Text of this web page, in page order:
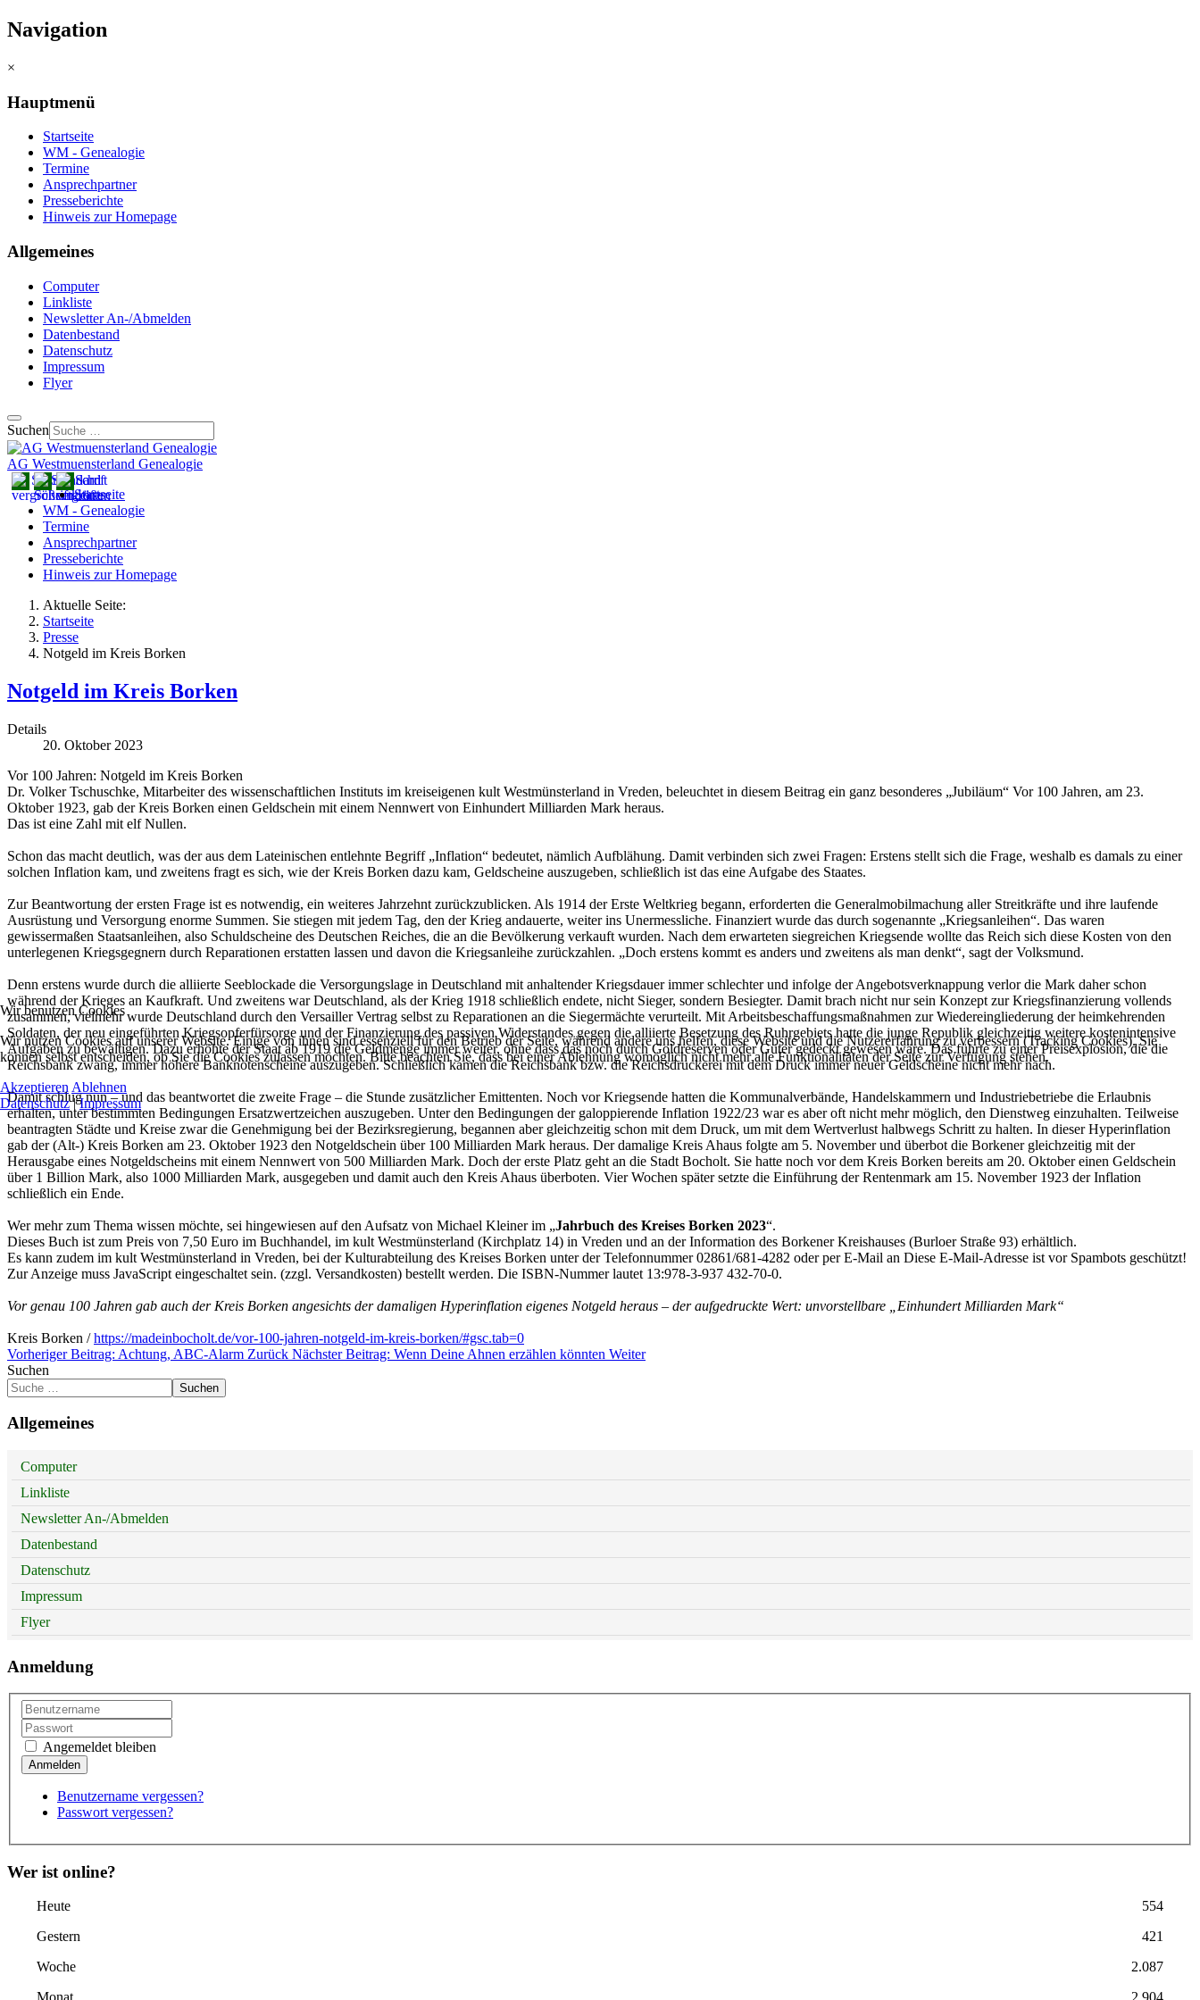
Navigation
×
Hauptmenü
Startseite
WM - Genealogie
Termine
Ansprechpartner
Presseberichte
Hinweis zur Homepage
Allgemeines
Computer
Linkliste
Newsletter An-/Abmelden
Datenbestand
Datenschutz
Impressum
Flyer
Suchen
AG Westmuensterland Genealogie
Startseite
WM - Genealogie
Termine
Ansprechpartner
Presseberichte
Hinweis zur Homepage
Aktuelle Seite:
Startseite
Presse
Notgeld im Kreis Borken
Notgeld im Kreis Borken
Details
20. Oktober 2023
Vor 100 Jahren: Notgeld im Kreis Borken
Dr. Volker Tschuschke, Mitarbeiter des wissenschaftlichen Instituts im kreiseigenen kult Westmünsterland in Vreden, beleuchtet in diesem Beitrag ein ganz besonderes „Jubiläum“ Vor 100 Jahren, am 23.
Oktober 1923, gab der Kreis Borken einen Geldschein mit einem Nennwert von Einhundert Milliarden Mark heraus.
Das ist eine Zahl mit elf Nullen.
Schon das macht deutlich, was der aus dem Lateinischen entlehnte Begriff „Inflation“ bedeutet, nämlich Aufblähung. Damit verbinden sich zwei Fragen: Erstens stellt sich die Frage, weshalb es damals zu einer
solchen Inflation kam, und zweitens fragt es sich, wie der Kreis Borken dazu kam, Geldscheine auszugeben, schließlich ist das eine Aufgabe des Staates.
Zur Beantwortung der ersten Frage ist es notwendig, ein weiteres Jahrzehnt zurückzublicken. Als 1914 der Erste Weltkrieg begann, erforderten die Generalmobilmachung aller Streitkräfte und ihre laufende
Ausrüstung und Versorgung enorme Summen. Sie stiegen mit jedem Tag, den der Krieg andauerte, weiter ins Unermessliche. Finanziert wurde das durch sogenannte „Kriegsanleihen“. Das waren
gewissermaßen Staatsanleihen, also Schuldscheine des Deutschen Reiches, die an die Bevölkerung verkauft wurden. Nach dem erwarteten siegreichen Kriegsende wollte das Reich sich diese Kosten von den
unterlegenen Kriegsgegnern durch Reparationen erstatten lassen und davon die Kriegsanleihe zurückzahlen. „Doch erstens kommt es anders und zweitens als man denkt“, sagt der Volksmund.
Denn erstens wurde durch die alliierte Seeblockade die Versorgungslage in Deutschland mit anhaltender Kriegsdauer immer schlechter und infolge der Angebotsverknappung verlor die Mark daher schon
während der Krieges an Kaufkraft. Und zweitens war Deutschland, als der Krieg 1918 schließlich endete, nicht Sieger, sondern Besiegter. Damit brach nicht nur sein Konzept zur Kriegsfinanzierung vollends
zusammen, vielmehr wurde Deutschland durch den Versailler Vertrag selbst zu Reparationen an die Siegermächte verurteilt. Mit Arbeitsbeschaffungsmaßnahmen zur Wiedereingliederung der heimkehrenden
Soldaten, der neu eingeführten Kriegsopferfürsorge und der Finanzierung des passiven Widerstandes gegen die alliierte Besetzung des Ruhrgebiets hatte die junge Republik gleichzeitig weitere kostenintensive
Aufgaben zu bewältigen. Dazu erhöhte der Staat ab 1919 die Geldmenge immer weiter, ohne dass das noch durch Goldreserven oder Güter gedeckt gewesen wäre. Das führte zu einer Preisexplosion, die die
Reichsbank zwang, immer höhere Banknotenscheine auszugeben. Schließlich kamen die Reichsbank bzw. die Reichsdruckerei mit dem Druck immer neuer Geldscheine nicht mehr nach.
Damit schlug nun – und das beantwortet die zweite Frage – die Stunde zusätzlicher Emittenten. Noch vor Kriegsende hatten die Kommunalverbände, Handelskammern und Industriebetriebe die Erlaubnis
erhalten, unter bestimmten Bedingungen Ersatzwertzeichen auszugeben. Unter den Bedingungen der galoppierende Inflation 1922/23 war es aber oft nicht mehr möglich, den Dienstweg einzuhalten. Teilweise
beantragten Städte und Kreise zwar die Genehmigung bei der Bezirksregierung, begannen aber gleichzeitig schon mit dem Druck, um mit dem Wertverlust halbwegs Schritt zu halten. In dieser Hyperinflation
gab der (Alt-) Kreis Borken am 23. Oktober 1923 den Notgeldschein über 100 Milliarden Mark heraus. Der damalige Kreis Ahaus folgte am 5. November und überbot die Borkener gleichzeitig mit der
Herausgabe eines Notgeldscheins mit einem Nennwert von 500 Milliarden Mark. Doch der erste Platz geht an die Stadt Bocholt. Sie hatte noch vor dem Kreis Borken bereits am 20. Oktober einen Geldschein
über 1 Billion Mark, also 1000 Milliarden Mark, ausgegeben und damit auch den Kreis Ahaus überboten. Vier Wochen später setzte die Einführung der Rentenmark am 15. November 1923 der Inflation
schließlich ein Ende.
Wer mehr zum Thema wissen möchte, sei hingewiesen auf den Aufsatz von Michael Kleiner im „Jahrbuch des Kreises Borken 2023“.
Dieses Buch ist zum Preis von 7,50 Euro im Buchhandel, im kult Westmünsterland (Kirchplatz 14) in Vreden und an der Information des Borkener Kreishauses (Burloer Straße 93) erhältlich.
Es kann zudem im kult Westmünsterland in Vreden, bei der Kulturabteilung des Kreises Borken unter der Telefonnummer 02861/681-4282 oder per E-Mail an Diese E-Mail-Adresse ist vor Spambots geschützt!
Zur Anzeige muss JavaScript eingeschaltet sein. (zzgl. Versandkosten) bestellt werden. Die ISBN-Nummer lautet 13:978-3-937 432-70-0.
Vor genau 100 Jahren gab auch der Kreis Borken angesichts der damaligen Hyperinflation eigenes Notgeld heraus – der aufgedruckte Wert: unvorstellbare „Einhundert Milliarden Mark“
Kreis Borken /https://madeinbocholt.de/vor-100-jahren-notgeld-im-kreis-borken/#gsc.tab=0
Vorheriger Beitrag: Achtung, ABC-Alarm Zurück Nächster Beitrag: Wenn Deine Ahnen erzählen könnten Weiter
Suchen
Suchen
Allgemeines
Computer
Linkliste
Newsletter An-/Abmelden
Datenbestand
Datenschutz
Impressum
Flyer
Anmeldung
Angemeldet bleiben
Benutzername vergessen?
Passwort vergessen?
Wer ist online?
Heute
554
Gestern
421
Woche
2.087
Wir benutzen Cookies
Wir nutzen Cookies auf unserer Website. Einige von ihnen sind essenziell für den Betrieb der Seite, während andere uns helfen, diese Website und die Nutzererfahrung zu verbessern (Tracking Cookies). Sie
können selbst entscheiden, ob Sie die Cookies zulassen möchten. Bitte beachten Sie, dass bei einer Ablehnung womöglich nicht mehr alle Funktionalitäten der Seite zur Verfügung stehen.
Akzeptieren Ablehnen
Datenschutz|Impressum